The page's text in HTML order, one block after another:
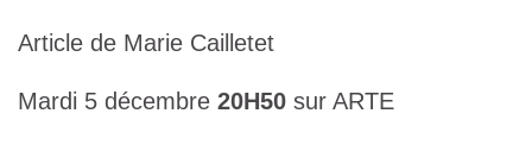
Article de Marie Cailletet
Mardi 5 décembre 20H50 sur ARTE